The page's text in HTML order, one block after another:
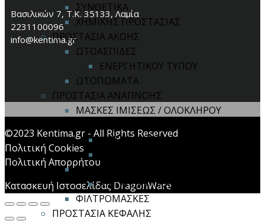
ΣΥΝΘΕΤΙΚΑ
ΧΗΜΙΚΗΣ ΠΡΟΣΤΑΣΙΑΣ
ΠΡΟΣΤΑΣΙΑ ΑΚΟΗΣ
ΩΤΟΑΣΠΙΔΕΣ
ΕΝΕΡΓΗΤΙΚΟΥ ΤΥΠΟΥ
ΩΤΟΠΩΜΑΤΑ
ΠΡΟΣΤΑΣΙΑ ΑΝΑΠΝΟΗΣ
ΜΑΣΚΕΣ ΙΜΙΣΕΩΣ / ΟΛΟΚΛΗΡΟΥ
ΑΝΤΑΛΛΑΚΤΙΚΑ
ΣΥΣΤΗΜΑ ΠΑΡΟΧΗΣ ΑΕΡΑ
ΑΝΤΑΛΛΑΚΤΙΚΑ
ΦΙΛΤΡΟΜΑΣΚΕΣ
ΠΡΟΣΤΑΣΙΑ ΚΕΦΑΛΗΣ
Βασιλικών 7, Τ.Κ. 35133, Λαμία
2231100096
info@kentima.gr
©2023 Kentima.gr - All Rights Reserved
Πολιτική Cookies
Πολιτική Απορρήτου
Κατασκευή Ιστοσελίδας DragonWare